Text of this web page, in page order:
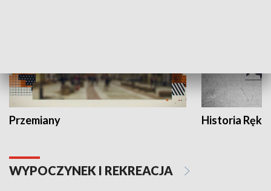
Przemiany Historia Ręką
WYPOCZYNEK I REKREACJA